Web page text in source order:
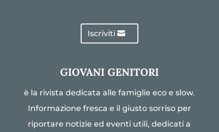
Iscriviti
GIOVANI GENITORI
è la rivista dedicata alle famiglie eco e slow.
Informazione fresca e il giusto sorriso per
riportare notizie ed eventi utili, dedicati a